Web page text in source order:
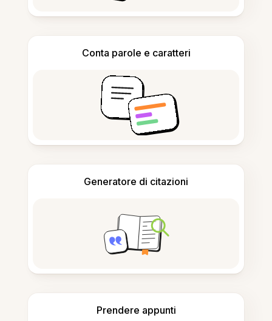
Conta parole e caratteri
Generatore di citazioni
Prendere appunti